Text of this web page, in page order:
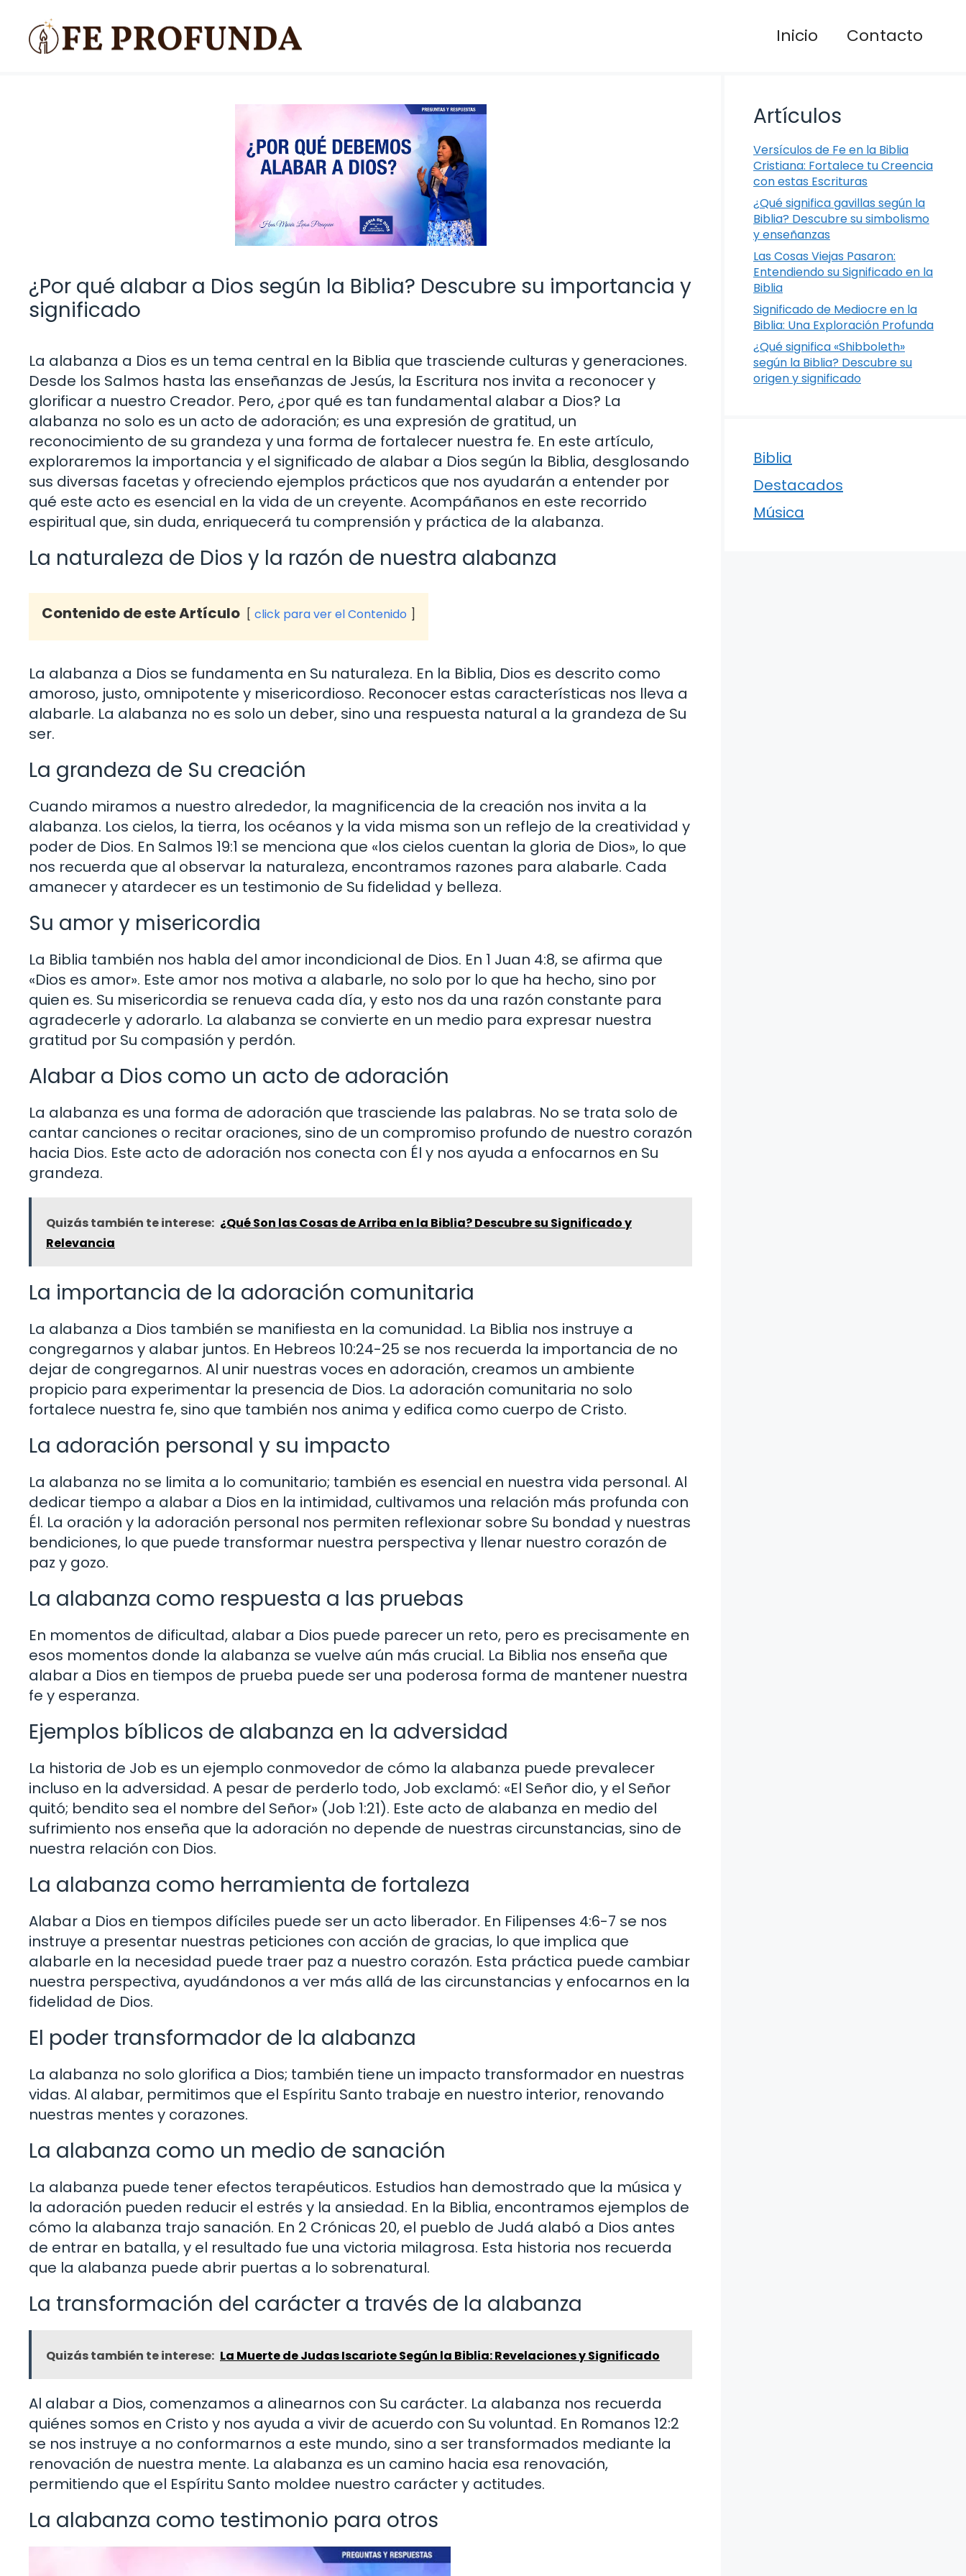
contenido
Inicio Contacto
¿Por qué alabar a Dios según la Biblia? Descubre su importancia y
significado
La alabanza a Dios es un tema central en la Biblia que trasciende culturas y generaciones.
Desde los Salmos hasta las enseñanzas de Jesús, la Escritura nos invita a reconocer y
glorificar a nuestro Creador. Pero, ¿por qué es tan fundamental alabar a Dios? La
alabanza no solo es un acto de adoración; es una expresión de gratitud, un
reconocimiento de su grandeza y una forma de fortalecer nuestra fe. En este artículo,
exploraremos la importancia y el significado de alabar a Dios según la Biblia, desglosando
sus diversas facetas y ofreciendo ejemplos prácticos que nos ayudarán a entender por
qué este acto es esencial en la vida de un creyente. Acompáñanos en este recorrido
espiritual que, sin duda, enriquecerá tu comprensión y práctica de la alabanza.
La naturaleza de Dios y la razón de nuestra alabanza
Contenido de este Artículo click para ver el Contenido
La alabanza a Dios se fundamenta en Su naturaleza. En la Biblia, Dios es descrito como
amoroso, justo, omnipotente y misericordioso. Reconocer estas características nos lleva a
alabarle. La alabanza no es solo un deber, sino una respuesta natural a la grandeza de Su
ser.
La grandeza de Su creación
Cuando miramos a nuestro alrededor, la magnificencia de la creación nos invita a la
alabanza. Los cielos, la tierra, los océanos y la vida misma son un reflejo de la creatividad y
poder de Dios. En Salmos 19:1 se menciona que «los cielos cuentan la gloria de Dios», lo que
nos recuerda que al observar la naturaleza, encontramos razones para alabarle. Cada
amanecer y atardecer es un testimonio de Su fidelidad y belleza.
Su amor y misericordia
La Biblia también nos habla del amor incondicional de Dios. En 1 Juan 4:8, se afirma que
«Dios es amor». Este amor nos motiva a alabarle, no solo por lo que ha hecho, sino por
quien es. Su misericordia se renueva cada día, y esto nos da una razón constante para
agradecerle y adorarlo. La alabanza se convierte en un medio para expresar nuestra
gratitud por Su compasión y perdón.
Alabar a Dios como un acto de adoración
La alabanza es una forma de adoración que trasciende las palabras. No se trata solo de
cantar canciones o recitar oraciones, sino de un compromiso profundo de nuestro corazón
hacia Dios. Este acto de adoración nos conecta con Él y nos ayuda a enfocarnos en Su
grandeza.
Quizás también te interese: ¿Qué Son las Cosas de Arriba en la Biblia? Descubre su Significado y
Relevancia
La importancia de la adoración comunitaria
La alabanza a Dios también se manifiesta en la comunidad. La Biblia nos instruye a
congregarnos y alabar juntos. En Hebreos 10:24-25 se nos recuerda la importancia de no
dejar de congregarnos. Al unir nuestras voces en adoración, creamos un ambiente
propicio para experimentar la presencia de Dios. La adoración comunitaria no solo
fortalece nuestra fe, sino que también nos anima y edifica como cuerpo de Cristo.
La adoración personal y su impacto
La alabanza no se limita a lo comunitario; también es esencial en nuestra vida personal. Al
dedicar tiempo a alabar a Dios en la intimidad, cultivamos una relación más profunda con
Él. La oración y la adoración personal nos permiten reflexionar sobre Su bondad y nuestras
bendiciones, lo que puede transformar nuestra perspectiva y llenar nuestro corazón de
paz y gozo.
La alabanza como respuesta a las pruebas
En momentos de dificultad, alabar a Dios puede parecer un reto, pero es precisamente en
esos momentos donde la alabanza se vuelve aún más crucial. La Biblia nos enseña que
alabar a Dios en tiempos de prueba puede ser una poderosa forma de mantener nuestra
fe y esperanza.
Ejemplos bíblicos de alabanza en la adversidad
La historia de Job es un ejemplo conmovedor de cómo la alabanza puede prevalecer
incluso en la adversidad. A pesar de perderlo todo, Job exclamó: «El Señor dio, y el Señor
quitó; bendito sea el nombre del Señor» (Job 1:21). Este acto de alabanza en medio del
sufrimiento nos enseña que la adoración no depende de nuestras circunstancias, sino de
nuestra relación con Dios.
La alabanza como herramienta de fortaleza
Alabar a Dios en tiempos difíciles puede ser un acto liberador. En Filipenses 4:6-7 se nos
instruye a presentar nuestras peticiones con acción de gracias, lo que implica que
alabarle en la necesidad puede traer paz a nuestro corazón. Esta práctica puede cambiar
nuestra perspectiva, ayudándonos a ver más allá de las circunstancias y enfocarnos en la
fidelidad de Dios.
El poder transformador de la alabanza
La alabanza no solo glorifica a Dios; también tiene un impacto transformador en nuestras
vidas. Al alabar, permitimos que el Espíritu Santo trabaje en nuestro interior, renovando
nuestras mentes y corazones.
La alabanza como un medio de sanación
La alabanza puede tener efectos terapéuticos. Estudios han demostrado que la música y
la adoración pueden reducir el estrés y la ansiedad. En la Biblia, encontramos ejemplos de
cómo la alabanza trajo sanación. En 2 Crónicas 20, el pueblo de Judá alabó a Dios antes
de entrar en batalla, y el resultado fue una victoria milagrosa. Esta historia nos recuerda
que la alabanza puede abrir puertas a lo sobrenatural.
La transformación del carácter a través de la alabanza
Quizás también te interese: La Muerte de Judas Iscariote Según la Biblia: Revelaciones y Significado
Al alabar a Dios, comenzamos a alinearnos con Su carácter. La alabanza nos recuerda
quiénes somos en Cristo y nos ayuda a vivir de acuerdo con Su voluntad. En Romanos 12:2
se nos instruye a no conformarnos a este mundo, sino a ser transformados mediante la
renovación de nuestra mente. La alabanza es un camino hacia esa renovación,
permitiendo que el Espíritu Santo moldee nuestro carácter y actitudes.
La alabanza como testimonio para otros
Artículos
Versículos de Fe en la Biblia
Cristiana: Fortalece tu Creencia
con estas Escrituras
¿Qué significa gavillas según la
Biblia? Descubre su simbolismo
y enseñanzas
Las Cosas Viejas Pasaron:
Entendiendo su Significado en la
Biblia
Significado de Mediocre en la
Biblia: Una Exploración Profunda
¿Qué significa «Shibboleth»
según la Biblia? Descubre su
origen y significado
Biblia
Destacados
Música